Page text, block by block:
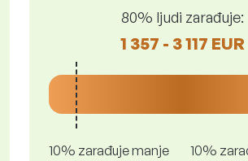
80% ljudi zarađuje:
1 357 - 3 117 EUR
10% zarađuje manje
10%